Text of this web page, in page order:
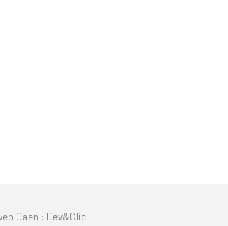
Caen : Dev&Clic